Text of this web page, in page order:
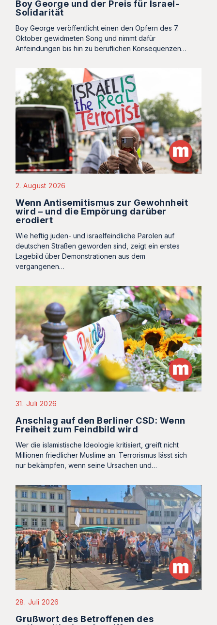
Boy George und der Preis für Israel-
Solidarität
Boy George veröffentlicht einen den Opfern des 7.
Oktober gewidmeten Song und nimmt dafür
Anfeindungen bis hin zu beruflichen Konsequenzen…
2. August 2026
Wenn Antisemitismus zur Gewohnheit
wird – und die Empörung darüber
erodiert
Wie heftig juden- und israelfeindliche Parolen auf
deutschen Straßen geworden sind, zeigt ein erstes
Lagebild über Demonstrationen aus dem
vergangenen…
31. Juli 2026
Anschlag auf den Berliner CSD: Wenn
Freiheit zum Feindbild wird
Wer die islamistische Ideologie kritisiert, greift nicht
Millionen friedlicher Muslime an. Terrorismus lässt sich
nur bekämpfen, wenn seine Ursachen und…
28. Juli 2026
Grußwort des Betroffenen des